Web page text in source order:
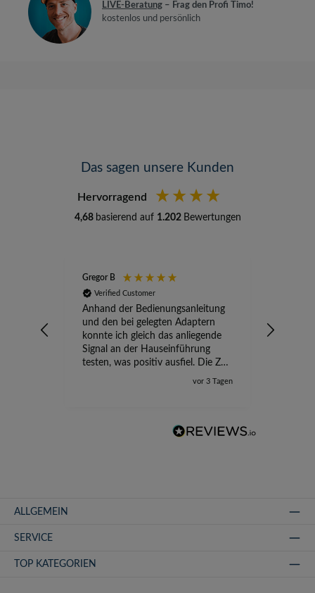
LIVE-Beratung – Frag den Profi Timo!
kostenlos und persönlich
Das sagen unsere Kunden
Hervorragend
4,68 basierend auf 1.202 Bewertungen
Gregor B
Verified Customer
Anhand der Bedienungsanleitung
und den bei gelegten Adaptern
konnte ich gleich das anliegende
Signal an der Hauseinführung
testen, was positiv ausfiel. Die Zeit
der Ungewissheit ist jetzt vorbei,
vor 3 Tagen
ALLGEMEIN
SERVICE
TOP KATEGORIEN